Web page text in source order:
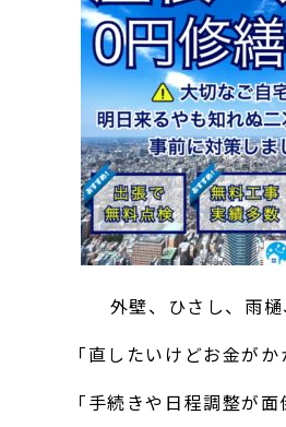
外壁、ひさし、雨
「直したいけどお金がか
「手続きや日程調整が面